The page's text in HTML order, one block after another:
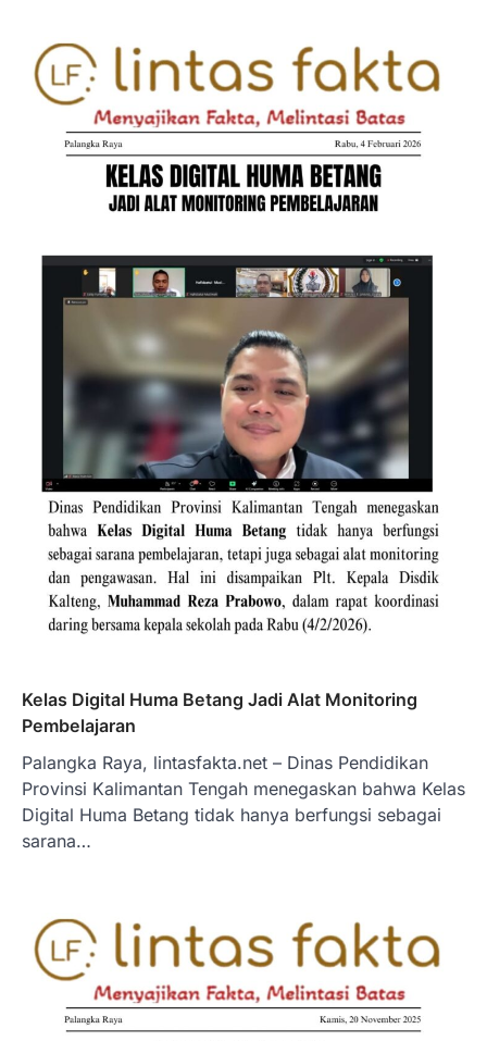
Kelas Digital Huma Betang Jadi Alat Monitoring
Pembelajaran
Palangka Raya, lintasfakta.net – Dinas Pendidikan
Provinsi Kalimantan Tengah menegaskan bahwa Kelas
Digital Huma Betang tidak hanya berfungsi sebagai
sarana…